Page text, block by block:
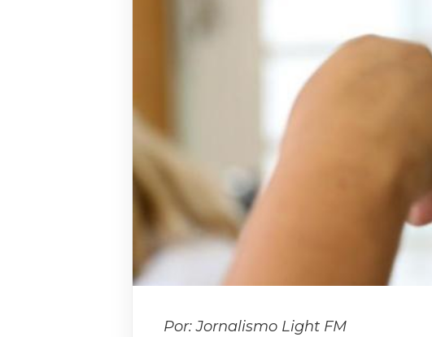
Por: Jornalismo Light FM